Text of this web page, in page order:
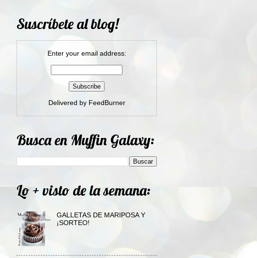
Suscríbete al blog!
Enter your email address:
Delivered by FeedBurner
Busca en Muffin Galaxy:
Lo + visto de la semana:
GALLETAS DE MARIPOSA Y
¡SORTEO!